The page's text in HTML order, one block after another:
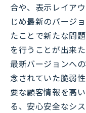
合や、表示レイア
じめ最新のバージ
たことで新たな問
を行うことが出来た
最新バージョンへ
念されていた脆弱
要な顧客情報を高
る、安心安全なシ